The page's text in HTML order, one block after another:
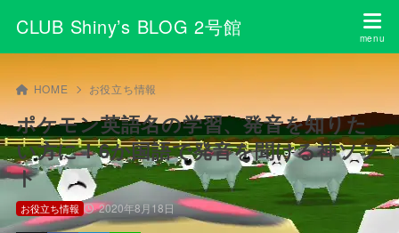
CLUB Shiny’s BLOG 2号館
HOME お役立ち情報
ポケモン英語名の学習、発音を知りた
い方に！6か国語で発音を聞ける神ソフ
ト
2020年8月18日
お役立ち情報